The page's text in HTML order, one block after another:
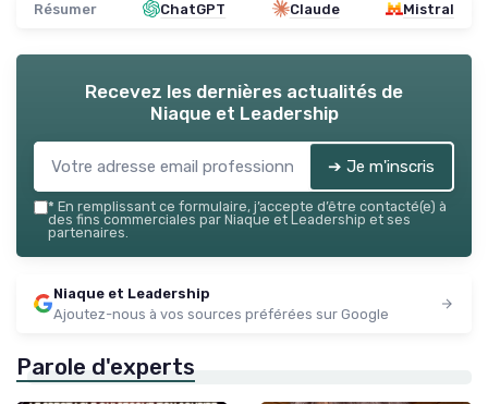
Résumer ChatGPT Claude Mistral
Recevez les dernières actualités de
Niaque et Leadership
➔ Je m'inscris
* En remplissant ce formulaire, j’accepte d’être contacté(e) à
des fins commerciales par Niaque et Leadership et ses
partenaires.
Niaque et Leadership
Ajoutez-nous à vos sources préférées sur Google
Parole d'experts